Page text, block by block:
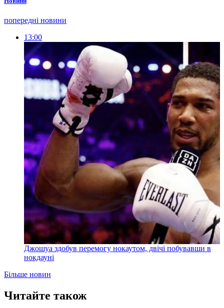
попередні новини
13:00
Джошуа здобув перемогу нокаутом, двічі побувавши в
нокдауні
Більше новин
Читайте також